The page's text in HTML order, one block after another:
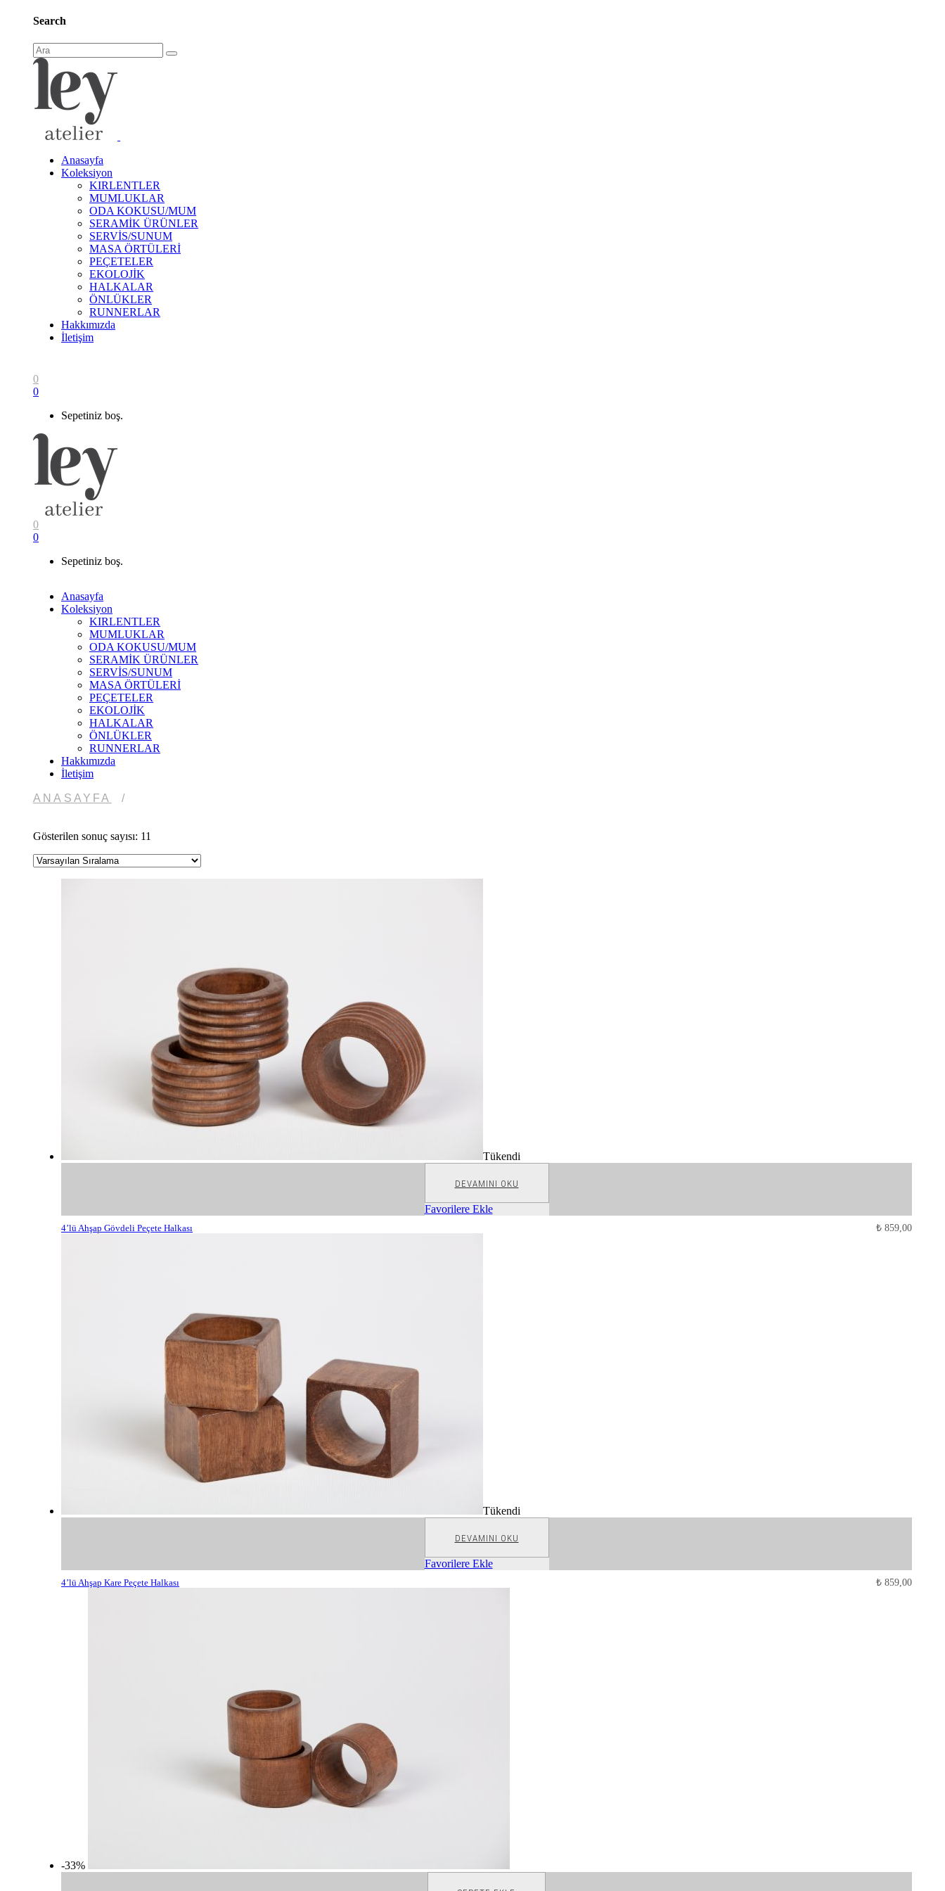
Search
Anasayfa
Koleksiyon
KIRLENTLER
MUMLUKLAR
ODA KOKUSU/MUM
SERAMİK ÜRÜNLER
SERVİS/SUNUM
MASA ÖRTÜLERİ
PEÇETELER
EKOLOJİK
HALKALAR
ÖNLÜKLER
RUNNERLAR
Hakkımızda
İletişim
0
0
Sepetiniz boş.
0
0
Sepetiniz boş.
Anasayfa
Koleksiyon
KIRLENTLER
MUMLUKLAR
ODA KOKUSU/MUM
SERAMİK ÜRÜNLER
SERVİS/SUNUM
MASA ÖRTÜLERİ
PEÇETELER
EKOLOJİK
HALKALAR
ÖNLÜKLER
RUNNERLAR
Hakkımızda
İletişim
ANASAYFA /
Gösterilen sonuç sayısı: 11
Tükendi
DEVAMINI OKU
Favorilere Ekle
4’lü Ahşap Gövdeli Peçete Halkası ₺859,00
Tükendi
DEVAMINI OKU
Favorilere Ekle
4’lü Ahşap Kare Peçete Halkası ₺859,00
-33%